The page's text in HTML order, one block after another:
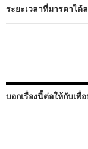
ระยะเวลาที่มารดาได้
บอกเรื่องนี้ต่อให้กับเพื่